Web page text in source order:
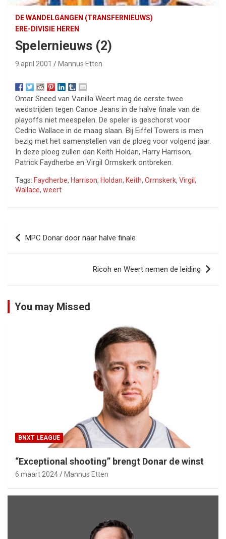
DE WANDELGANGEN (TRANSFERNIEUWS)
ERE-DIVISIE HEREN
Spelernieuws (2)
9 april 2001 Mannus Etten
Omar Sneed van Vanilla Weert mag de eerste twee
wedstrijden tegen Canoe Jeans in de halve finale van de
playoffs niet meespelen. De speler is geschorst voor
Cedric Wallace in de maag slaan. Bij Eiffel Towers is men
bezig met het samenstellen van de ploeg voor volgend jaar.
In deze ploeg zullen dan Keith Holdan, Harry Harrison,
Patrick Faydherbe en Virgil Ormskerk ontbreken.
Tags: Faydherbe, Harrison, Holdan, Keith, Ormskerk, Virgil ,
Wallace, weert
Bericht
navigatie
MPC Donar door naar halve finale
Ricoh en Weert nemen de leiding
You may Missed
BNXT LEAGUE
“Exceptional shooting” brengt Donar de winst
6 maart 2024 Mannus Etten